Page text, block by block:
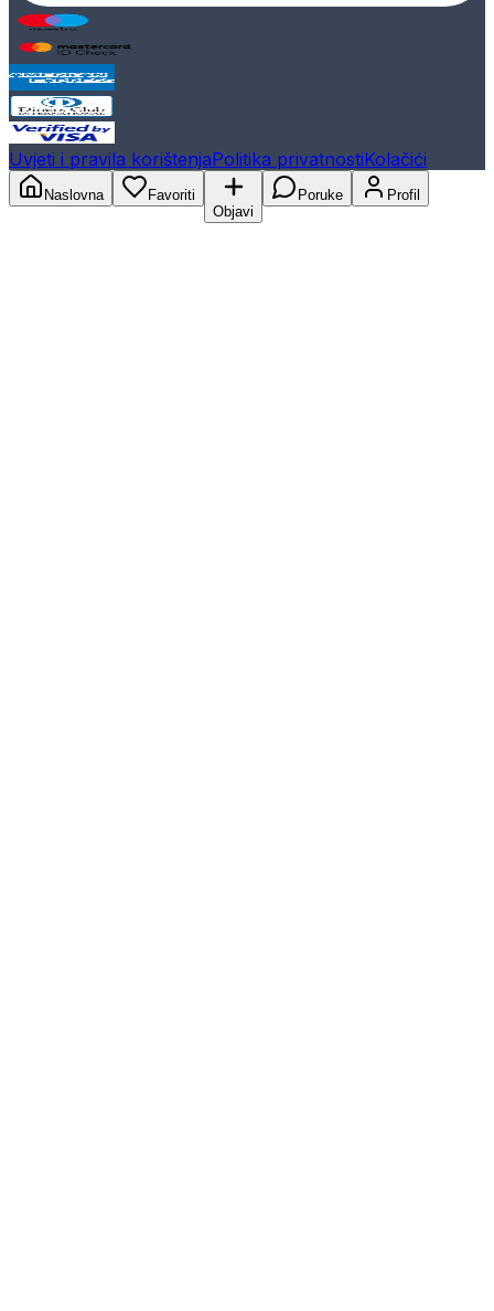
Uvjeti i pravila korištenjaPolitika privatnostiKolačići
Naslovna
Favoriti
Objavi
Poruke Profil